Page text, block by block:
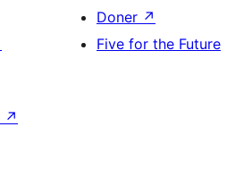
Doner ↗
Five for the Future
↗